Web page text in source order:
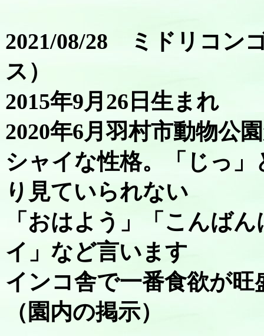
2021/08/28 ミドリコ
ス）
2015年9月26日生まれ
2020年6月羽村市動物公
シャイな性格。「じっ
り見ていられない
「おはよう」「こんば
イ」など言います
インコ舎で一番食欲が
（園内の掲示）